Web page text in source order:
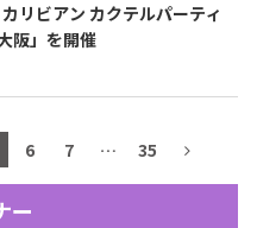
テキーラ・メスカルが飲める
Bar & Restaurant
リビアン カクテルパーティ
阪」を開催
6 7 … 35
ー